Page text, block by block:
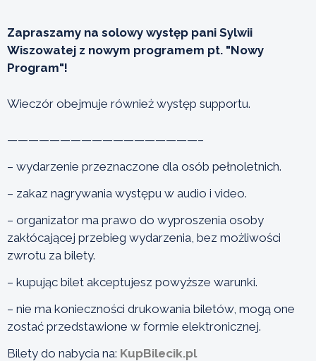
Zapraszamy na solowy występ pani Sylwii
Wiszowatej z nowym programem pt. "Nowy
Program"!
Wieczór obejmuje również występ supportu.
——————————————————–
– wydarzenie przeznaczone dla osób pełnoletnich.
– zakaz nagrywania występu w audio i video.
– organizator ma prawo do wyproszenia osoby
zakłócającej przebieg wydarzenia, bez możliwości
zwrotu za bilety.
– kupując bilet akceptujesz powyższe warunki.
– nie ma konieczności drukowania biletów, mogą one
zostać przedstawione w formie elektronicznej.
Bilety do nabycia na: KupBilecik.pl